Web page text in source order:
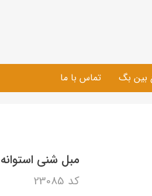
بین بگ تماس با ما
مبل شنی
کد 23085